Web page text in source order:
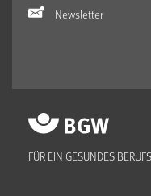
Newsletter
FÜR EIN GESUNDES